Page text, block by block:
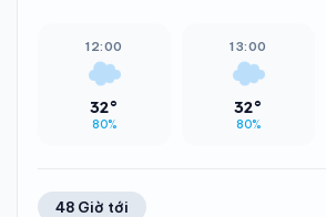
12:00
32°
80%
13:00
32°
80%
48 Giờ tới